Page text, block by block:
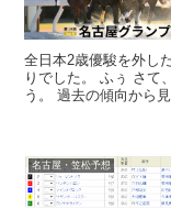
全日本2歳優駿を外し
りでした。 ふぅ さて、名古屋グランプリの予想をしていきましょ
う。 過去の傾向から
名古屋・笠松予想